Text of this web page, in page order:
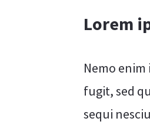
Lorem
Nemo
fugit, sed
sequi